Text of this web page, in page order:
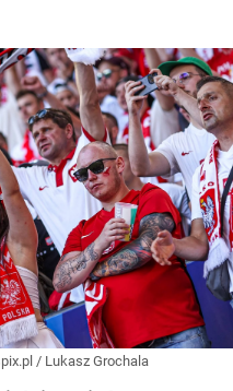
/ Lukasz Grochala